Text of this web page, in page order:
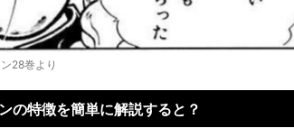
28巻より
の特徴を簡単に解説すると？